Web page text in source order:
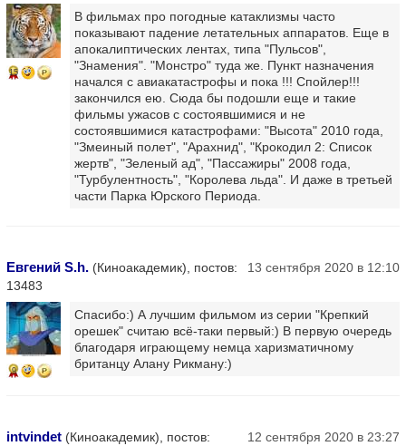
15
В фильмах про погодные катаклизмы часто
показывают падение летательных аппаратов. Еще в
апокалиптических лентах, типа "Пульсов",
"Знамения". "Монстро" туда же. Пункт назначения
начался с авиакатастрофы и пока !!! Спойлер!!!
закончился ею. Сюда бы подошли еще и такие
фильмы ужасов с состоявшимися и не
состоявшимися катастрофами: "Высота" 2010 года,
"Змеиный полет", "Арахнид", "Крокодил 2: Список
жертв", "Зеленый ад", "Пассажиры" 2008 года,
"Турбулентность", "Королева льда". И даже в третьей
части Парка Юрского Периода.
Евгений S.h. (Киноакадемик), постов:
13483
13 сентября 2020 в 12:10
9
Спасибо:) А лучшим фильмом из серии "Крепкий
орешек" считаю всё-таки первый:) В первую очередь
благодаря играющему немца харизматичному
британцу Алану Рикману:)
intvindet (Киноакадемик), постов:
12 сентября 2020 в 23:27